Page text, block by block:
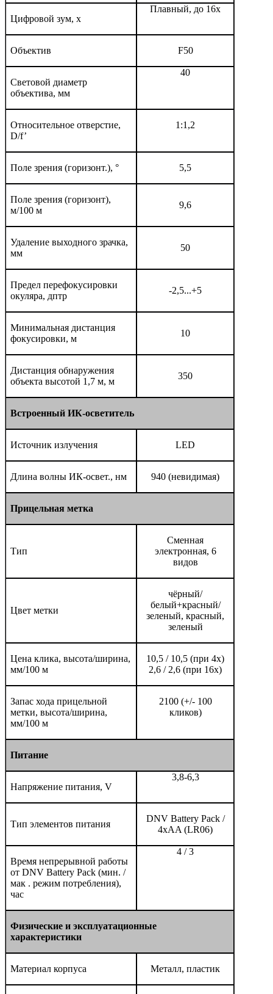
Цифровой зум, x
Плавный, до 16x
Объектив F50
Световой диаметр
объектива, мм
40
Относительное отверстие,
D/f’
1:1,2
Поле зрения (горизонт.), ° 5,5
Поле зрения (горизонт),
м/100 м
9,6
Удаление выходного зрачка,
мм
50
Предел перефокусировки
окуляра, дптр
-2,5...+5
Минимальная дистанция
фокусировки, м
10
Дистанция обнаружения
объекта высотой 1,7 м, м
350
Встроенный ИК-осветитель
Источник излучения LED
Длина волны ИК-освет., нм 940 (невидимая)
Прицельная метка
Тип
Сменная
электронная, 6
видов
Цвет метки
чёрный/
белый+красный/
зеленый, красный,
зеленый
Цена клика, высота/ширина,
мм/100 м
10,5 / 10,5 (при 4x)
2,6 / 2,6 (при 16x)
Запас хода прицельной
метки, высота/ширина,
мм/100 м
2100 (+/- 100
кликов)
Питание
Напряжение питания, V
3,8-6,3
Тип элементов питания
DNV Battery Pack /
4xAA (LR06)
Время непрерывной работы
от DNV Battery Pack (мин. /
мак . режим потребления),
час
4 / 3
Физические и эксплуатационные
характеристики
Материал корпуса Металл, пластик